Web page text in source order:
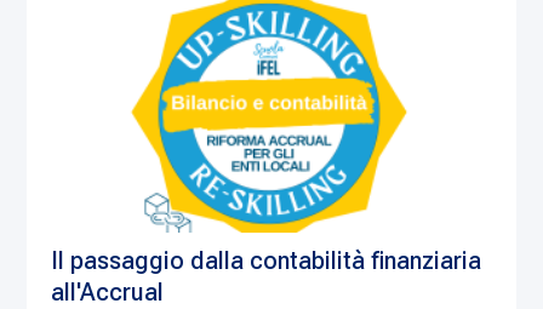
Il passaggio dalla contabilità finanziaria
all'Accrual